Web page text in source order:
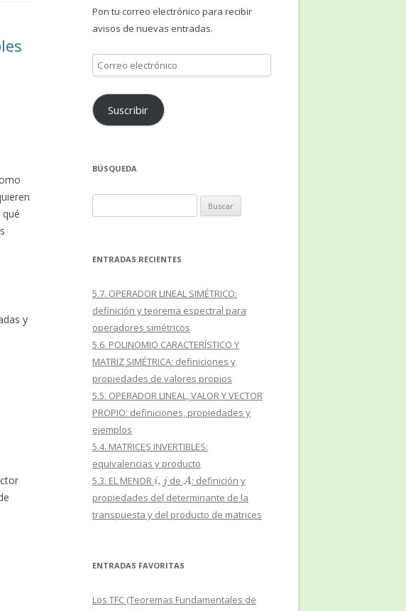
y
Pon tu correo electrónico para recibir
avisos de nuevas entradas.
Correo
electrónico
Suscribir
BÚSQUEDA
ENTRADAS RECIENTES
5.7. OPERADOR LINEAL SIMÉTRICO:
definición y teorema espectral para
operadores simétricos
5.6. POLINOMIO CARACTERÍSTICO Y
MATRIZ SIMÉTRICA: definiciones y
propiedades de valores propios
5.5. OPERADOR LINEAL, VALOR Y VECTOR
PROPIO: definiciones, propiedades y
ejemplos
5.4. MATRICES INVERTIBLES:
equivalencias y producto
5.3. EL MENOR i,j de A: definición y
propiedades del determinante de la
transpuesta y del producto de matrices
ENTRADAS FAVORITAS
Los TFC (Teoremas Fundamentales de